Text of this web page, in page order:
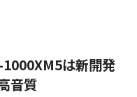
は新開発
音質